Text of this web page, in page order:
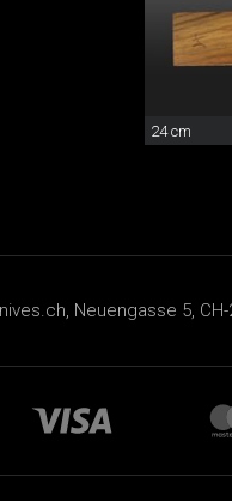
24 cm
Neuengasse 5,